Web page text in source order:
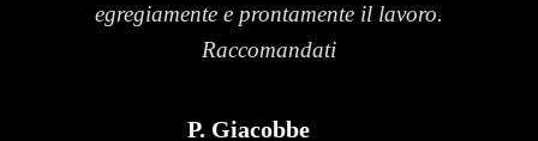
egregiamente e prontamente il lavoro.
Raccomandati
P. Giacobbe